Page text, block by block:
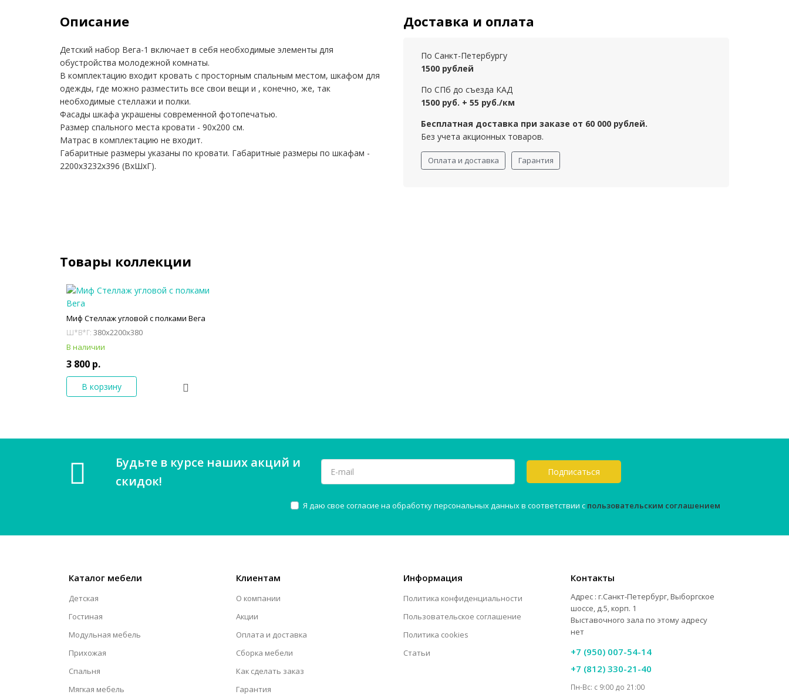
Описание
Детский набор Вега-1 включает в себя необходимые элементы для
обустройства молодежной комнаты.
В комплектацию входит кровать с просторным спальным местом, шкафом для
одежды, где можно разместить все свои вещи и , конечно, же, так
необходимые стеллажи и полки.
Фасады шкафа украшены современной фотопечатью.
Размер спального места кровати - 90х200 см.
Матрас в комплектацию не входит.
Габаритные размеры указаны по кровати. Габаритные размеры по шкафам -
2200х3232х396 (ВхШхГ).
Доставка и оплата
По Санкт-Петербургу
1500 рублей
По СПб до съезда КАД
1500 руб. + 55 руб./км
Бесплатная доставка при заказе от 60 000 рублей.
Без учета акционных товаров.
Оплата и доставка Гарантия
Товары коллекции
Миф Стеллаж угловой с полками Вега
Ш*В*Г: 380x2200x380
В наличии
3 800 р.
В корзину
Будьте в курсе наших акций и
скидок!
Подписаться
Я даю свое согласие на обработку персональных данных в соответствии с пользовательским соглашением
Каталог мебели
Детская
Гостиная
Модульная мебель
Прихожая
Спальня
Мягкая мебель
Клиентам
О компании
Акции
Оплата и доставка
Сборка мебели
Как сделать заказ
Гарантия
Информация
Политика конфиденциальности
Пользовательское соглашение
Политика cookies
Статьи
Контакты
Адрес : г.Санкт-Петербург, Выборгское
шоссе, д.5, корп. 1
Выставочного зала по этому адресу
нет
+7 (950) 007-54-14
+7 (812) 330-21-40
Пн-Вс: с 9:00 до 21:00